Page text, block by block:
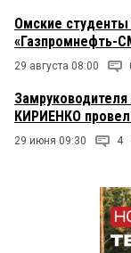
Омские студенты
«Газпромнефть-
29 августа 08:00
КИРИЕНКО
29 июня 09:30 4